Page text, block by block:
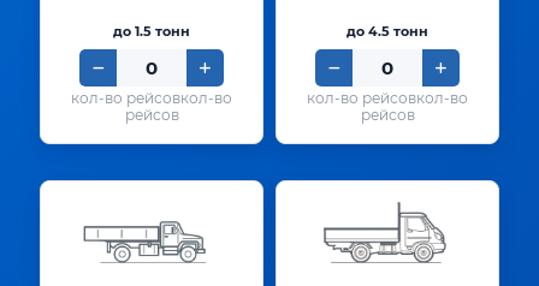
до 1.5 тонн
кол-во
рейсов
до 4.5 тонн
кол-во
рейсов